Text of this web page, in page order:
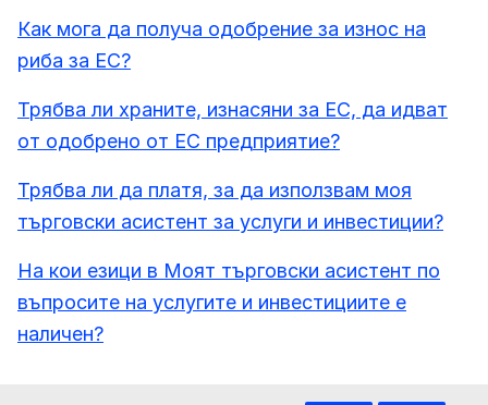
Как мога да получа одобрение за износ на
риба за ЕС?
Трябва ли храните, изнасяни за ЕС, да идват
от одобрено от ЕС предприятие?
Трябва ли да платя, за да използвам моя
търговски асистент за услуги и инвестиции?
На кои езици в Моят търговски асистент по
въпросите на услугите и инвестициите е
наличен?